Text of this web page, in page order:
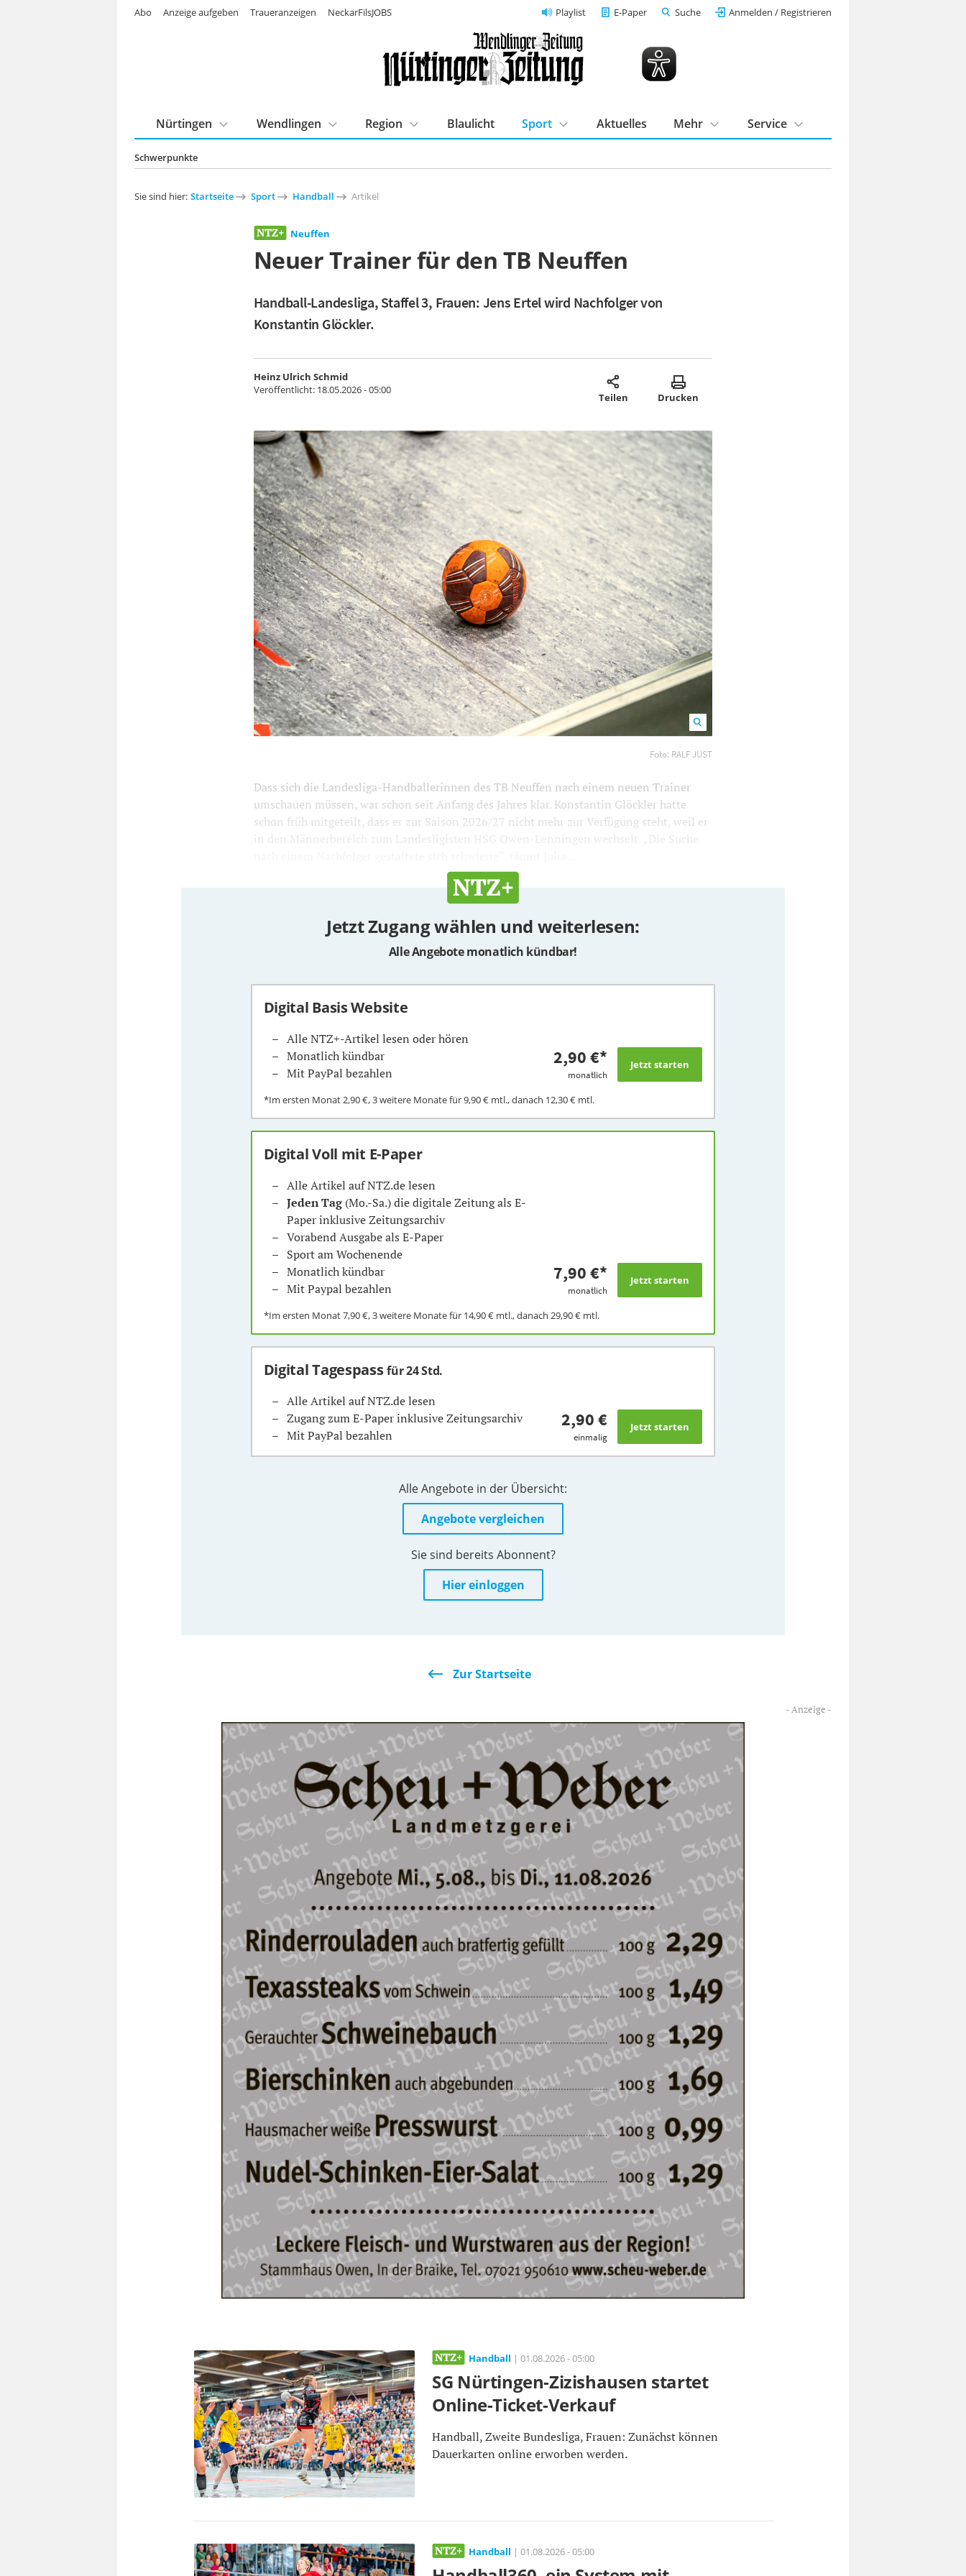
Playlist E-Paper Suche Anmelden / Registrieren
Schwerpunkte
Nürtingen Wendlingen Region Blaulicht Sport Aktuelles Mehr Service
Abo Anzeige aufgeben Traueranzeigen NeckarFilsJOBS
Sie sind hier: Startseite Sport Handball Artikel
Neuffen
Neuer Trainer für den TB Neuffen
Handball-Landesliga, Staffel 3, Frauen: Jens Ertel wird Nachfolger von
Konstantin Glöckler.
Heinz Ulrich Schmid
Veröffentlicht: 18.05.2026 - 05:00
Teilen Drucken
Foto: RALF JUST
Dass sich die Landesliga-Handballerinnen des TB Neuffen nach einem neuen Trainer
umschauen müssen, war schon seit Anfang des Jahres klar. Konstantin Glöckler hatte
schon früh mitgeteilt, dass er zur Saison 2026/27 nicht mehr zur Verfügung steht, weil er
in den Männerbereich zum Landesligisten HSG Owen-Lenningen wechselt. „Die Suche
Jetzt Zugang wählen und weiterlesen:
Alle Angebote monatlich kündbar!
Digital Basis Website
Alle NTZ+-Artikel lesen oder hören
Monatlich kündbar
Mit PayPal bezahlen
2,90 €*
monatlich
*Im ersten Monat2,90 €, 3 weitere Monate für9,90 €mtl., danach 12,30 €mtl.
Digital Voll mit E-Paper
Alle Artikel auf NTZ.de lesen
Jeden Tag(Mo.-Sa.) die digitale Zeitung als E-
Paper inklusive Zeitungsarchiv
Vorabend Ausgabe als E-Paper
Sport am Wochenende
Monatlich kündbar
Mit Paypal bezahlen
7,90 €*
monatlich
*Im ersten Monat7,90 €, 3 weitere Monate für 14,90 €mtl., danach 29,90 €mtl.
Digital Tagespassfür 24 Std.
Alle Artikel auf NTZ.de lesen
Zugang zum E-Paper inklusive Zeitungsarchiv
Mit PayPal bezahlen
2,90 €
einmalig
Alle Angebote in der Übersicht:
Angebote vergleichen
Sie sind bereits Abonnent?
Hier einloggen
Zur Startseite
Handball | 01.08.2026 - 05:00
SG Nürtingen-Zizishausen startet
Online-Ticket-Verkauf
Handball, Zweite Bundesliga, Frauen: Zunächst können
Dauerkarten online erworben werden.
Handball | 01.08.2026 - 05:00